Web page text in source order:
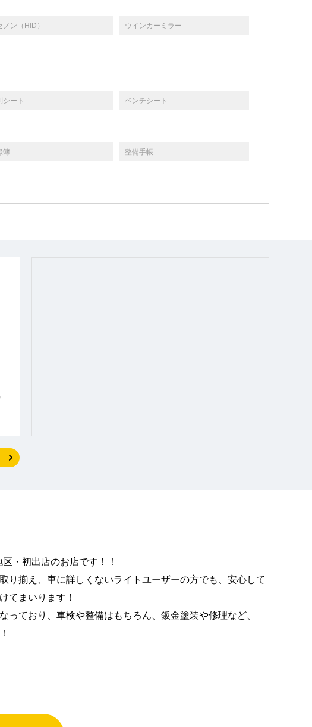
ノン（HID） ウインカーミラー
シート ベンチシート
簿 整備手帳
・初出店のお店です！！
り揃え、車に詳しくないライトユーザーの方でも、安心して
てまいります！
ており、車検や整備はもちろん、鈑金塗装や修理など、